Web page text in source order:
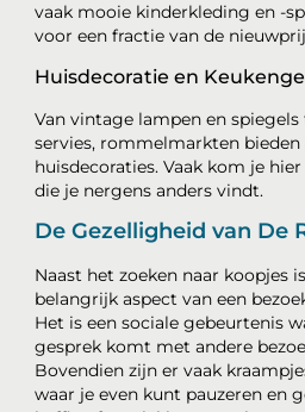
vaak mooie kinderkleding en -
voor een fractie van de
Huisdecoratie en
Van vintage lampen en
servies, rommelmarkten bieden
huisdecoraties. Vaak kom je
die je nergens anders vindt.
De Gezelligheid van De
Naast het zoeken naar koopjes
belangrijk aspect van een
Het is een sociale gebeurtenis
gesprek komt met andere
Bovendien zijn er vaak
waar je even kunt pauzeren en